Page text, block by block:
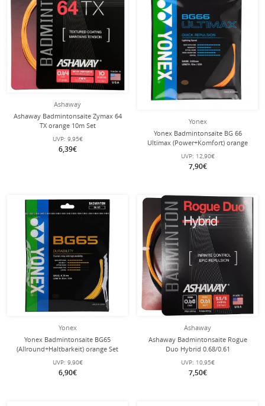
Ashaway
Ashaway Badmintonsaite Zymax 64
TX orange 10m Set
UVP: 9,95€
6,39€
Yonex
Yonex Badmintonsaite BG 66
Ultimax (Power+Komfort) orange
10m Set
UVP: 12,90€
7,90€
Yonex
Yonex Badmintonsaite BG65
(Allround+Haltbarkeit) orange Set
10m
UVP: 9,90€
6,90€
Ashaway
Ashaway Badmintonsaite Rogue
Duo Hybrid 0.68/0.61
schwarz/orange Set
UVP: 10,95€
7,50€